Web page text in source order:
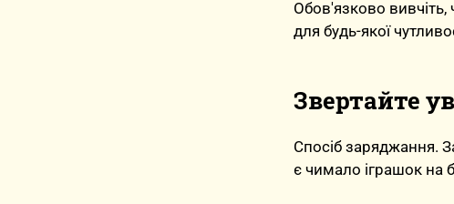
Обов'язково вивчіть,
для будь-якої
Звертайте
Спосіб заряджання.
є чимало іграшок на